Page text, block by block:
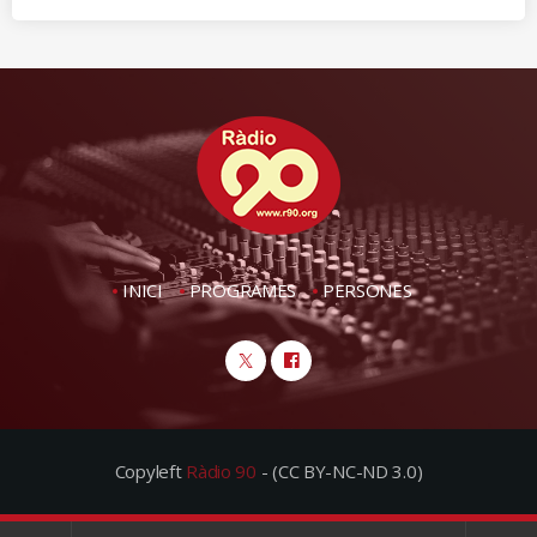
INICI PROGRAMES PERSONES
Copyleft Ràdio 90 - (CC BY-NC-ND 3.0)